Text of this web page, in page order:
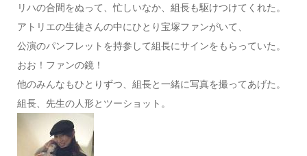
リハの合間をぬって、忙しいなか、組長も駆けつけてくれた。
アトリエの生徒さんの中にひとり宝塚ファンがいて、
公演のパンフレットを持参して組長にサインをもらっていた。
おお！ファンの鏡！
他のみんなもひとりずつ、組長と一緒に写真を撮ってあげた。
組長、先生の人形とツーショット。